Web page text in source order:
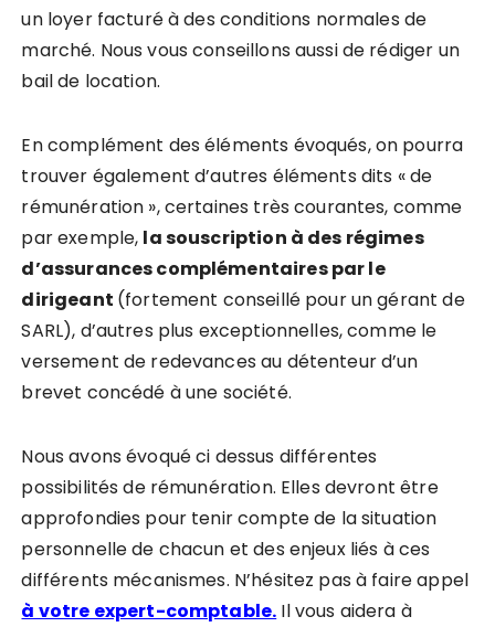
un loyer facturé à des conditions normales de
marché. Nous vous conseillons aussi de rédiger un
bail de location.
En complément des éléments évoqués, on pourra
trouver également d’autres éléments dits « de
rémunération », certaines très courantes, comme
par exemple, la souscription à des régimes
d’assurances complémentaires par le
dirigeant (fortement conseillé pour un gérant de
SARL), d’autres plus exceptionnelles, comme le
versement de redevances au détenteur d’un
brevet concédé à une société.
Nous avons évoqué ci dessus différentes
possibilités de rémunération. Elles devront être
approfondies pour tenir compte de la situation
personnelle de chacun et des enjeux liés à ces
différents mécanismes. N’hésitez pas à faire appel
à votre expert-comptable. Il vous aidera à